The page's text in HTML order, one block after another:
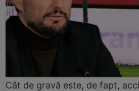
Cât de gravă este, de fapt,